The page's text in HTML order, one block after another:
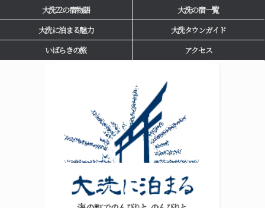
大洗22の宿物語
大洗の宿一覧
大洗に泊まる魅力
大洗タウンガイド
いばらきの旅
アクセス